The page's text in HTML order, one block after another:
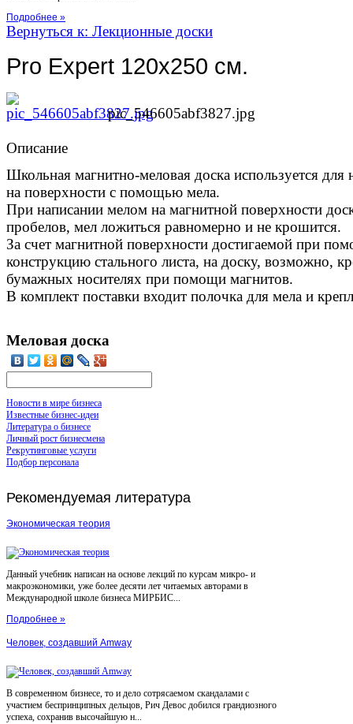
Подробнее »
Вернуться к: Лекционные доски
Pro Expert 120x250 см.
pic_546605abf3827.jpg
Описание
Школьная магнитно-меловая доска используется
на поверхности с помощью мела.
При написании мелом на магнитной поверхности
пробелов, мел ложиться равномерно и не крошится.
За счет магнитной поверхности достигаемой при
конструкцию стального листа, на доску, возможно,
бумажных носителях при помощи магнитов.
В комплект поставки входит полочка для мела и
Меловая доска
Новости в мире бизнеса
Известные бизнес-идеи
Литература о бизнесе
Личный рост бизнесмена
Рекрутинговые услуги
Подбор персонала
Рекомендуемая литература
Экономическая теория
Данный учебник написан на основе лекций по курсам микро- и
макроэкономики, уже более десяти лет читаемых авторами в
Международной школе бизнеса МИРБИС...
Подробнее »
Человек, создавший Amway
В современном бизнесе, то и дело сотрясаемом скандалами с
участием беспринципных дельцов, Рич Девос добился грандиозного
успеха, сохранив высочайшую н...